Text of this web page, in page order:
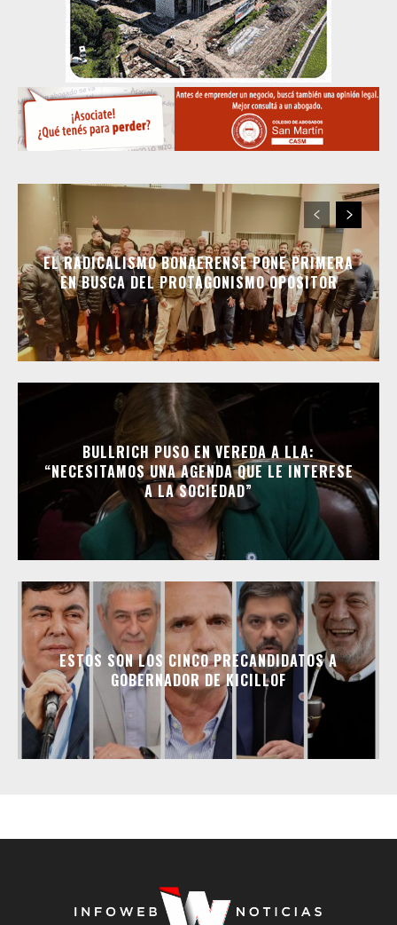
EL RADICALISMO BONAERENSE PONE PRIMERA
EN BUSCA DEL PROTAGONISMO OPOSITOR
BULLRICH PUSO EN VEREDA A LLA:
“NECESITAMOS UNA AGENDA QUE LE INTERESE
A LA SOCIEDAD”
ESTOS SON LOS CINCO PRECANDIDATOS A
GOBERNADOR DE KICILLOF